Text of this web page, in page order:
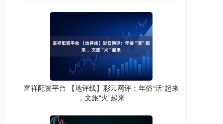
富祥配资平台 【地评线】彩云网评：年俗“活”起来
，文旅“火”起来